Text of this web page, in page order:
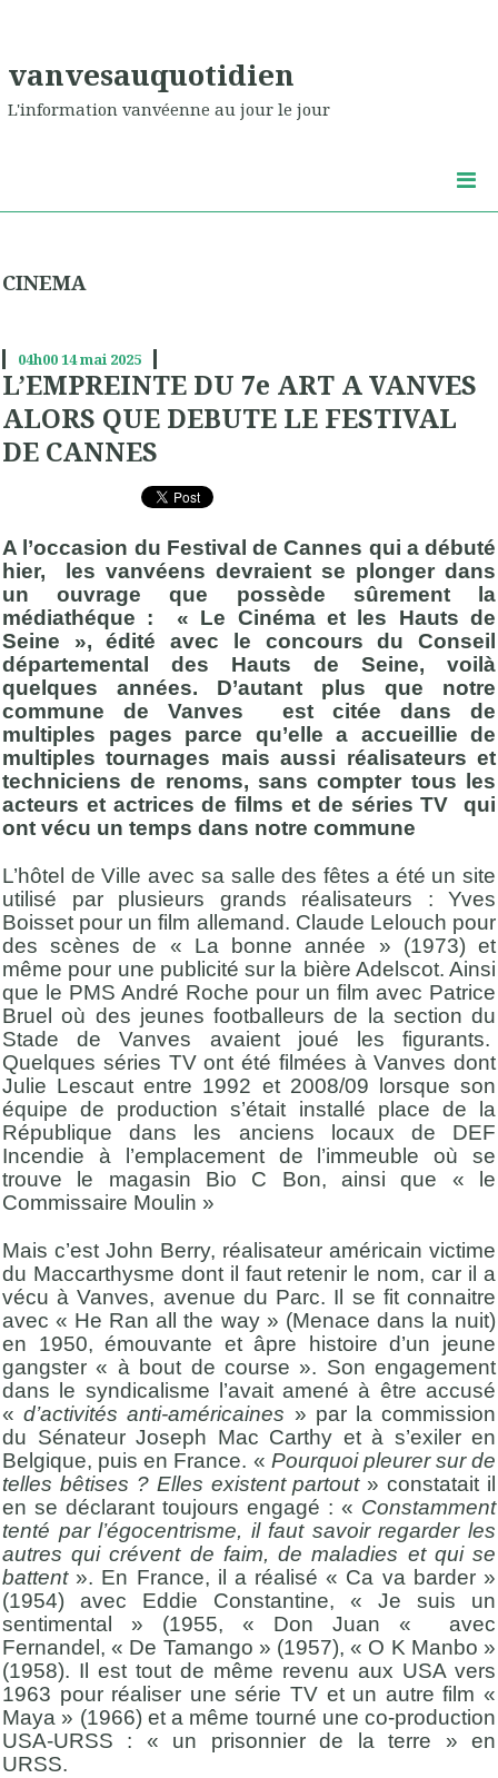
vanvesauquotidien
L'information vanvéenne au jour le jour
CINEMA
04h0014mai 2025
L’EMPREINTE DU 7e ART A VANVES
ALORS QUE DEBUTE LE FESTIVAL
DE CANNES
A l’occasion du Festival de Cannes qui a débuté
hier, les vanvéens devraient se plonger dans
un ouvrage que possède sûrement la
médiathéque : « Le Cinéma et les Hauts de
Seine », édité avec le concours du Conseil
départemental des Hauts de Seine, voilà
quelques années. D’autant plus que notre
commune de Vanves est citée dans de
multiples pages parce qu’elle a accueillie de
multiples tournages mais aussi réalisateurs et
techniciens de renoms, sans compter tous les
acteurs et actrices de films et de séries TV qui
ont vécu un temps dans notre commune
L’hôtel de Ville avec sa salle des fêtes a été un site
utilisé par plusieurs grands réalisateurs : Yves
Boisset pour un film allemand. Claude Lelouch pour
des scènes de « La bonne année » (1973) et
même pour une publicité sur la bière Adelscot. Ainsi
que le PMS André Roche pour un film avec Patrice
Bruel où des jeunes footballeurs de la section du
Stade de Vanves avaient joué les figurants.
Quelques séries TV ont été filmées à Vanves dont
Julie Lescaut entre 1992 et 2008/09 lorsque son
équipe de production s’était installé place de la
République dans les anciens locaux de DEF
Incendie à l’emplacement de l’immeuble où se
trouve le magasin Bio C Bon, ainsi que « le
Commissaire Moulin »
Mais c’est John Berry, réalisateur américain victime
du Maccarthysme dont il faut retenir le nom, car il a
vécu à Vanves, avenue du Parc. Il se fit connaitre
avec « He Ran all the way » (Menace dans la nuit)
en 1950, émouvante et âpre histoire d’un jeune
gangster « à bout de course ». Son engagement
dans le syndicalisme l’avait amené à être accusé
«d’activités anti-américaines » par la commission
du Sénateur Joseph Mac Carthy et à s’exiler en
Belgique, puis en France. « Pourquoi pleurer sur de
telles bêtises ? Elles existent partout» constatait il
en se déclarant toujours engagé : « Constamment
tenté par l’égocentrisme, il faut savoir regarder les
autres qui crévent de faim, de maladies et qui se
battent ». En France, il a réalisé « Ca va barder »
(1954) avec Eddie Constantine, « Je suis un
sentimental » (1955, « Don Juan « avec
Fernandel, « De Tamango » (1957), « O K Manbo »
(1958). Il est tout de même revenu aux USA vers
1963 pour réaliser une série TV et un autre film «
Maya » (1966) et a même tourné une co-production
USA-URSS : « un prisonnier de la terre » en
URSS.